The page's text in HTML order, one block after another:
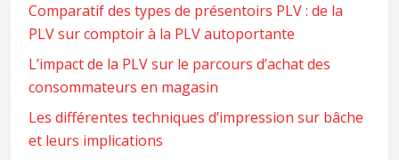
Comparatif des types de présentoirs PLV : de la
PLV sur comptoir à la PLV autoportante
L’impact de la PLV sur le parcours d’achat des
consommateurs en magasin
Les différentes techniques d’impression sur bâche
et leurs implications